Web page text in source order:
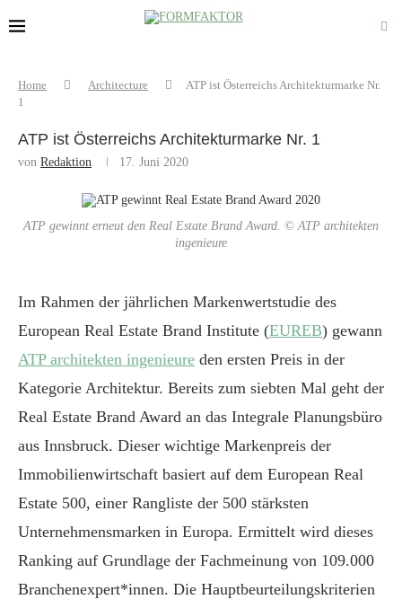
Home Architecture
ATP ist Österreichs Architekturmarke Nr.
1
ATP ist Österreichs Architekturmarke Nr. 1
von Redaktion 17. Juni 2020
ATP gewinnt erneut den Real Estate Brand Award. © ATP architekten
ingenieure
Im Rahmen der jährlichen Markenwertstudie des
European Real Estate Brand Institute (EUREB) gewann
ATP architekten ingenieure den ersten Preis in der
Kategorie Architektur. Bereits zum siebten Mal geht der
Real Estate Brand Award an das Integrale Planungsbüro
aus Innsbruck. Dieser wichtige Markenpreis der
Immobilienwirtschaft basiert auf dem European Real
Estate 500, einer Rangliste der 500 stärksten
Unternehmensmarken in Europa. Ermittelt wird dieses
Ranking auf Grundlage der Fachmeinung von 109.000
Branchenexpert*innen. Die Hauptbeurteilungskriterien